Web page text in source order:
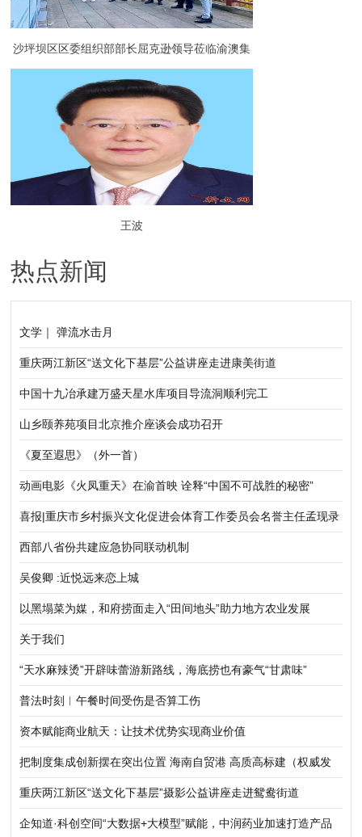
沙坪坝区区委组织部部长屈克逊领导莅临渝澳集
团调研指导园区党建工作
王波
热点新闻
文学｜ 弹流水击月
重庆两江新区“送文化下基层”公益讲座走进康美街道
中国十九冶承建万盛天星水库项目导流洞顺利完工
山乡颐养苑项目北京推介座谈会成功召开
《夏至遐思》（外一首）
动画电影《火凤重天》在渝首映 诠释“中国不可战胜的秘密”
喜报|重庆市乡村振兴文化促进会体育工作委员会名誉主任孟现录
教授荣获重庆市体育工作先进个人
西部八省份共建应急协同联动机制
吴俊卿 :近悦远来恋上城
以黑塌菜为媒，和府捞面走入“田间地头”助力地方农业发展
关于我们
“天水麻辣烫”开辟味蕾游新路线，海底捞也有豪气“甘肃味”
普法时刻︱午餐时间受伤是否算工伤
资本赋能商业航天：让技术优势实现商业价值
把制度集成创新摆在突出位置 海南自贸港 高质高标建（权威发
布）
重庆两江新区“送文化下基层”摄影公益讲座走进鸳鸯街道
企知道·科创空间“大数据+大模型”赋能，中润药业加速打造产品